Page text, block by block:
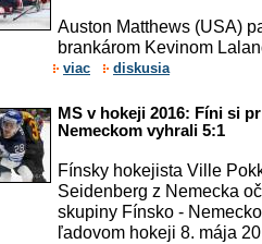
Auston Matthews (USA)
brankárom Kevinom
viac diskusia
MS v hokeji 2016: Fíni si
Nemeckom vyhrali 5:1
Fínsky hokejista Ville
Seidenberg z Nemecka
skupiny Fínsko -
ľadovom hokeji 8. mája